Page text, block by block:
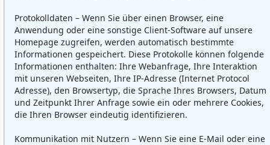
Protokolldaten – Wenn Sie über einen Browser, eine
Anwendung oder eine sonstige Client-Software auf unsere
Homepage zugreifen, werden automatisch bestimmte
Informationen gespeichert. Diese Protokolle können folgende
Informationen enthalten: Ihre Webanfrage, Ihre Interaktion
mit unseren Webseiten, Ihre IP-Adresse (Internet Protocol
Adresse), den Browsertyp, die Sprache Ihres Browsers, Datum
und Zeitpunkt Ihrer Anfrage sowie ein oder mehrere Cookies,
die Ihren Browser eindeutig identifizieren.
Kommunikation mit Nutzern – Wenn Sie eine E-Mail oder eine